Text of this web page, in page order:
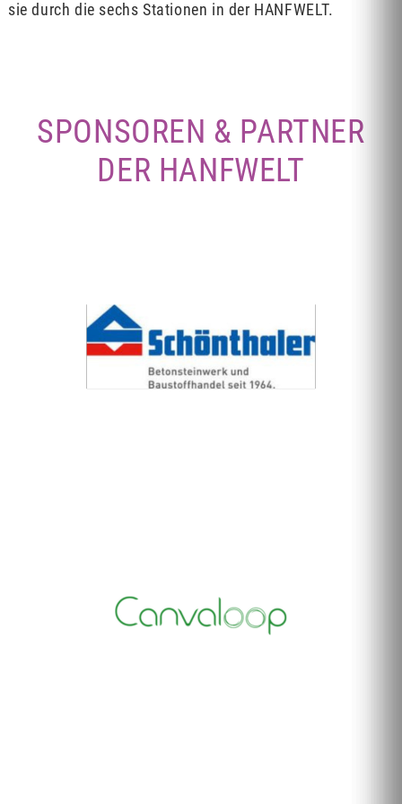
sie durch die sechs Stationen in der HANFWELT.
SPONSOREN & PARTNER
DER HANFWELT